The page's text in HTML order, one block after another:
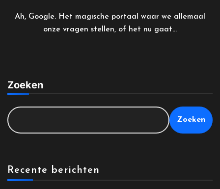
Ah, Google. Het magische portaal waar we allemaal
onze vragen stellen, of het nu gaat...
Zoeken
Zoeken
Recente berichten